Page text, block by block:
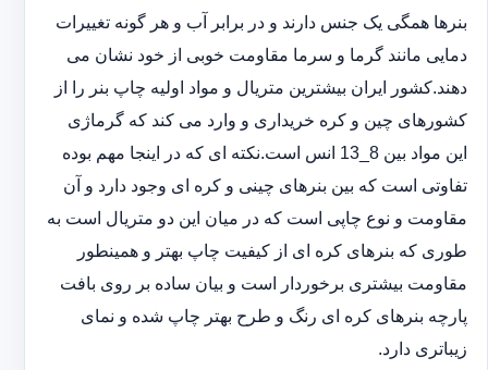
بنرها همگی یک جنس دارند و در برابر آب و هر گونه تغییرات
دمایی مانند گرما و سرما مقاومت خوبی از خود نشان می
دهند.کشور ایران بیشترین متریال و مواد اولیه چاپ بنر را از
کشورهای چین و کره خریداری و وارد می کند که گرماژی
این مواد بین 8_13 انس است.نکته ای که در اینجا مهم بوده
تفاوتی است که بین بنرهای چینی و کره ای وجود دارد و آن
مقاومت و نوع چاپی است که در میان این دو متریال است به
طوری که بنرهای کره ای از کیفیت چاپ بهتر و همینطور
مقاومت بیشتری برخوردار است و بیان ساده بر روی بافت
پارچه بنرهای کره ای رنگ و طرح بهتر چاپ شده و نمای
زیباتری دارد.